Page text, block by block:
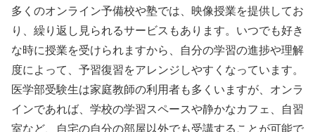
多くのオンライン予備校や塾では、映像授業を提供してお
り、繰り返し見られるサービスもあります。いつでも好き
な時に授業を受けられますから、自分の学習の進捗や理解
度によって、予習復習をアレンジしやすくなっています。
医学部受験生は家庭教師の利用者も多くいますが、オンラ
インであれば、学校の学習スペースや静かなカフェ、自習
室など、自宅の自分の部屋以外でも受講することが可能で